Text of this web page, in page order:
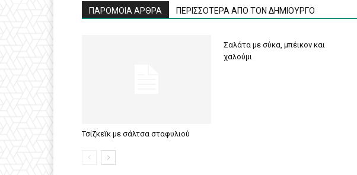
ΠΑΡΟΜΟΙΑ ΑΡΘΡΑ ΠΕΡΙΣΣΟΤΕΡΑ ΑΠΟ ΤΟΝ ΔΗΜΙΟΥΡΓΟ
Τσίζκεϊκ με σάλτσα σταφυλιού
Σαλάτα με σύκα, μπέικον και
χαλούμι